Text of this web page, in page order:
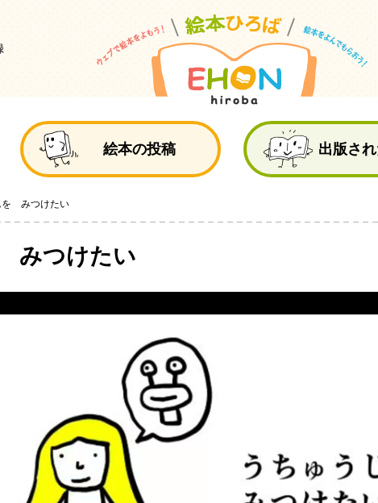
絵本の投稿 出版さ
を みつけたい
みつけたい